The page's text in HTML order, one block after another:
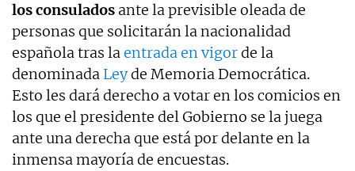
los consulados ante la previsible oleada de
personas que solicitarán la nacionalidad
española tras laentrada en vigorde la
denominada Leyde Memoria Democrática.
Esto les dará derecho a votar en los comicios en
los que el presidente del Gobierno se la juega
ante una derecha que está por delante en la
inmensa mayoría de encuestas.